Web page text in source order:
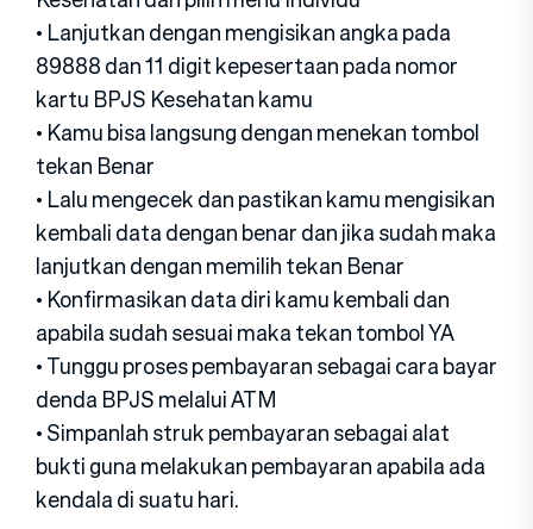
• Lanjutkan dengan mengisikan angka pada
89888 dan 11 digit kepesertaan pada nomor
kartu BPJS Kesehatan kamu
• Kamu bisa langsung dengan menekan tombol
tekan Benar
• Lalu mengecek dan pastikan kamu mengisikan
kembali data dengan benar dan jika sudah maka
lanjutkan dengan memilih tekan Benar
• Konfirmasikan data diri kamu kembali dan
apabila sudah sesuai maka tekan tombol YA
• Tunggu proses pembayaran sebagai cara bayar
denda BPJS melalui ATM
• Simpanlah struk pembayaran sebagai alat
bukti guna melakukan pembayaran apabila ada
kendala di suatu hari.